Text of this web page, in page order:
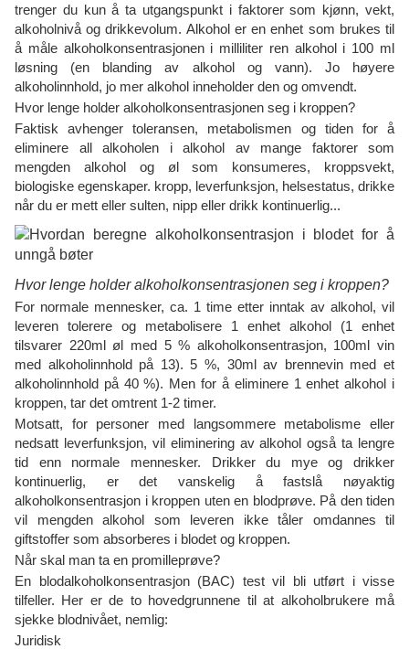
trenger du kun å ta utgangspunkt i faktorer som kjønn, vekt,
alkoholnivå og drikkevolum. Alkohol er en enhet som brukes til
å måle alkoholkonsentrasjonen i milliliter ren alkohol i 100 ml
løsning (en blanding av alkohol og vann). Jo høyere
alkoholinnhold, jo mer alkohol inneholder den og omvendt.
Hvor lenge holder alkoholkonsentrasjonen seg i kroppen?
Faktisk avhenger toleransen, metabolismen og tiden for å
eliminere all alkoholen i alkohol av mange faktorer som
mengden alkohol og øl som konsumeres, kroppsvekt,
biologiske egenskaper. kropp, leverfunksjon, helsestatus, drikke
når du er mett eller sulten, nipp eller drikk kontinuerlig...
Hvor lenge holder alkoholkonsentrasjonen seg i kroppen?
For normale mennesker, ca. 1 time etter inntak av alkohol, vil
leveren tolerere og metabolisere 1 enhet alkohol (1 enhet
tilsvarer 220ml øl med 5 % alkoholkonsentrasjon, 100ml vin
med alkoholinnhold på 13). 5 %, 30ml av brennevin med et
alkoholinnhold på 40 %). Men for å eliminere 1 enhet alkohol i
kroppen, tar det omtrent 1-2 timer.
Motsatt, for personer med langsommere metabolisme eller
nedsatt leverfunksjon, vil eliminering av alkohol også ta lengre
tid enn normale mennesker. Drikker du mye og drikker
kontinuerlig, er det vanskelig å fastslå nøyaktig
alkoholkonsentrasjon i kroppen uten en blodprøve. På den tiden
vil mengden alkohol som leveren ikke tåler omdannes til
giftstoffer som absorberes i blodet og kroppen.
Når skal man ta en promilleprøve?
En blodalkoholkonsentrasjon (BAC) test vil bli utført i visse
tilfeller. Her er de to hovedgrunnene til at alkoholbrukere må
sjekke blodnivået, nemlig:
Juridisk